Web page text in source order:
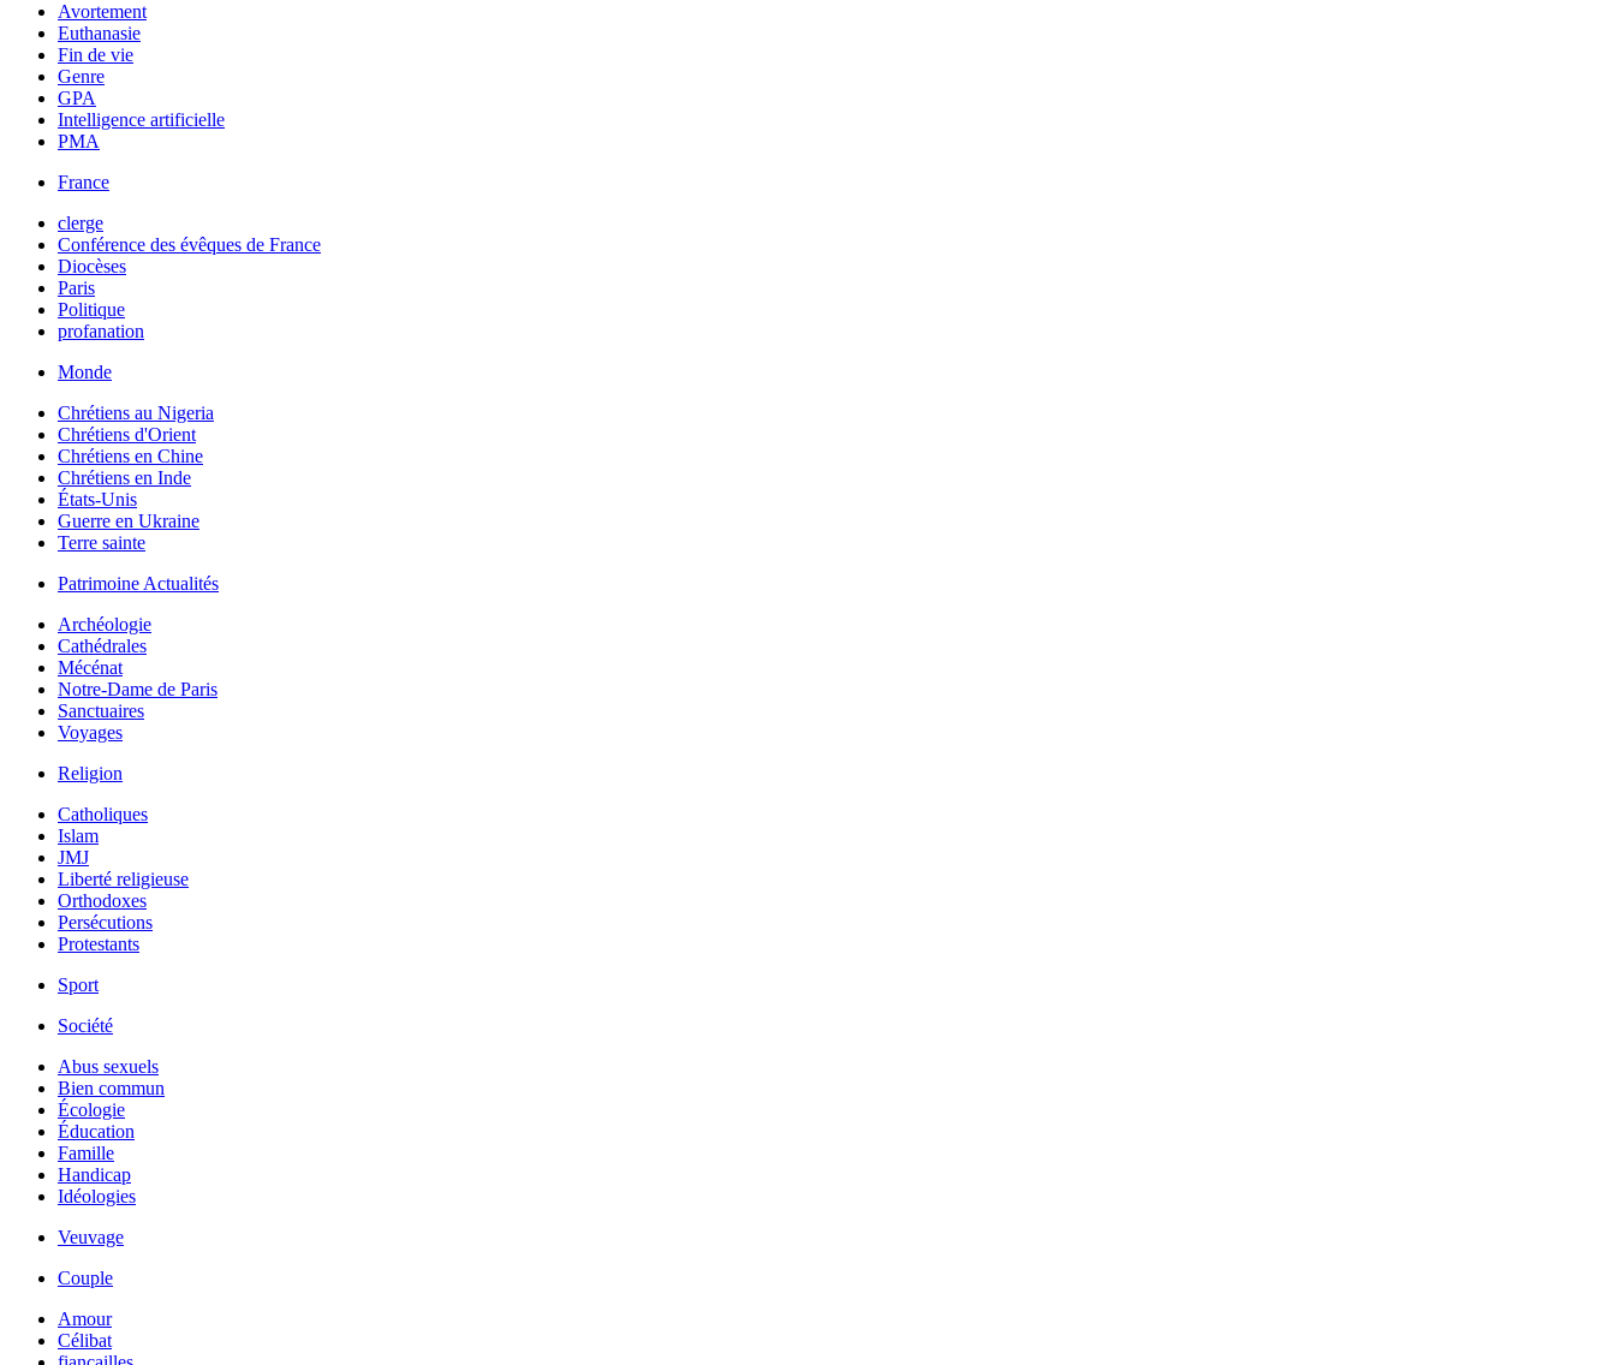
Avortement
Euthanasie
Fin de vie
Genre
GPA
Intelligence artificielle
PMA
France
clerge
Conférence des évêques de France
Diocèses
Paris
Politique
profanation
Monde
Chrétiens au Nigeria
Chrétiens d'Orient
Chrétiens en Chine
Chrétiens en Inde
États-Unis
Guerre en Ukraine
Terre sainte
Patrimoine Actualités
Archéologie
Cathédrales
Mécénat
Notre-Dame de Paris
Sanctuaires
Voyages
Religion
Catholiques
Islam
JMJ
Liberté religieuse
Orthodoxes
Persécutions
Protestants
Sport
Société
Abus sexuels
Bien commun
Écologie
Éducation
Famille
Handicap
Idéologies
Veuvage
Couple
Amour
Célibat